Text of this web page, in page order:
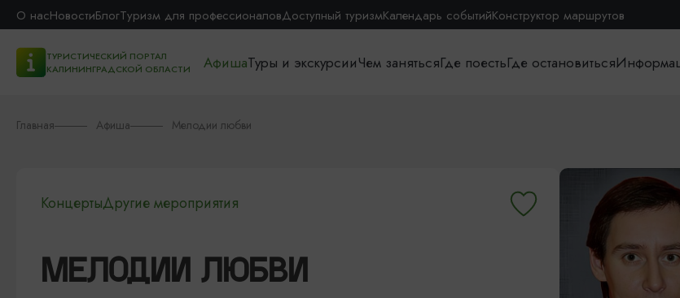
О насНовостиБлогТуризм для профессионаловДоступный туризмКалендарь событийКонструктор маршрутов
ТУРИСТИЧЕСКИЙ ПОРТАЛ
КАЛИНИНГРАДСКОЙ ОБЛАСТИ
АфишаТуры и экскурсииЧем занятьсяГде поестьГде остановиться
Главная Афиша Мелодии любви
КонцертыДругие мероприятия
МЕЛОДИИ ЛЮБВИ